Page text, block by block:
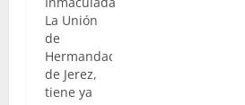
año 1617,
la Muy
Noble y
Muy Leal
Ciudad de
Jerez de la
La Unión
de
Hermandades
de Jerez,
tiene ya